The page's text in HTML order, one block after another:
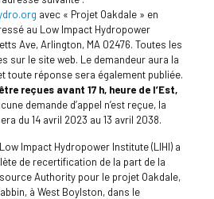
avec « Projet Oakdale » en
au Low Impact Hydropower
Ave, Arlington, MA 02476. Toutes les
sur le site web. Le demandeur aura la
toute réponse sera également publiée.
reçues avant 17 h, heure de l’Est,
demande d’appel n’est reçue, la
du 14 avril 2023 au 13 avril 2038.
Impact Hydropower Institute (LIHI) a
de recertification de la part de la
Authority pour le projet Oakdale,
à West Boylston, dans le